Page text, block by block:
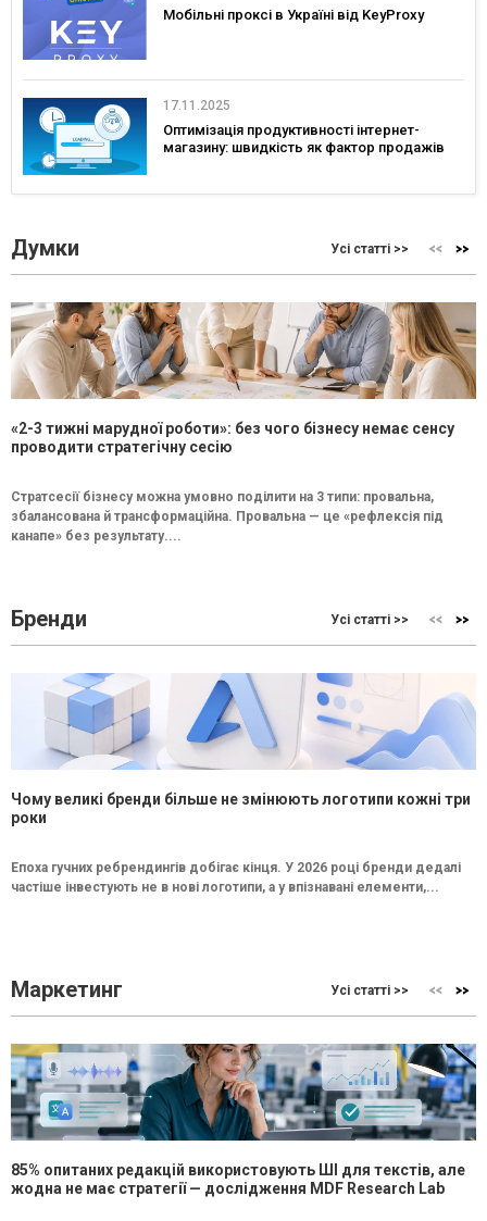
Мобільні проксі в Україні від KeyProxy
17.11.2025
Оптимізація продуктивності інтернет-
магазину: швидкість як фактор продажів
Думки Усі статті >>
«2-3 тижні марудної роботи»: без чого бізнесу немає сенсу
проводити стратегічну сесію
Стратсесії бізнесу можна умовно поділити на 3 типи: провальна,
збалансована й трансформаційна. Провальна — це «рефлексія під
канапе» без результату....
Бренди Усі статті >>
Чому великі бренди більше не змінюють логотипи кожні три
роки
Епоха гучних ребрендингів добігає кінця. У 2026 році бренди дедалі
частіше інвестують не в нові логотипи, а у впізнавані елементи,...
Маркетинг Усі статті >>
85% опитаних редакцій використовують ШІ для текстів, але
жодна не має стратегії — дослідження MDF Research Lab